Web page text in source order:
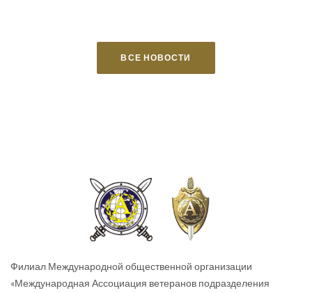
ВСЕ НОВОСТИ
Филиал Международной общественной организации
«Международная Ассоциация ветеранов подразделения